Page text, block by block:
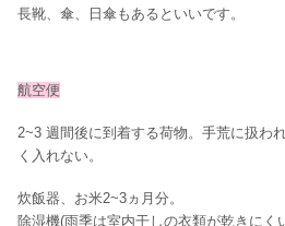
長靴、傘、日傘もあるといいです。
航空便
2~3 週間後に到着する荷物。手荒に扱わ
く入れない。
炊飯器、お米2~3ヵ月分。
除湿機(雨季は室内干しの衣類が乾きにく